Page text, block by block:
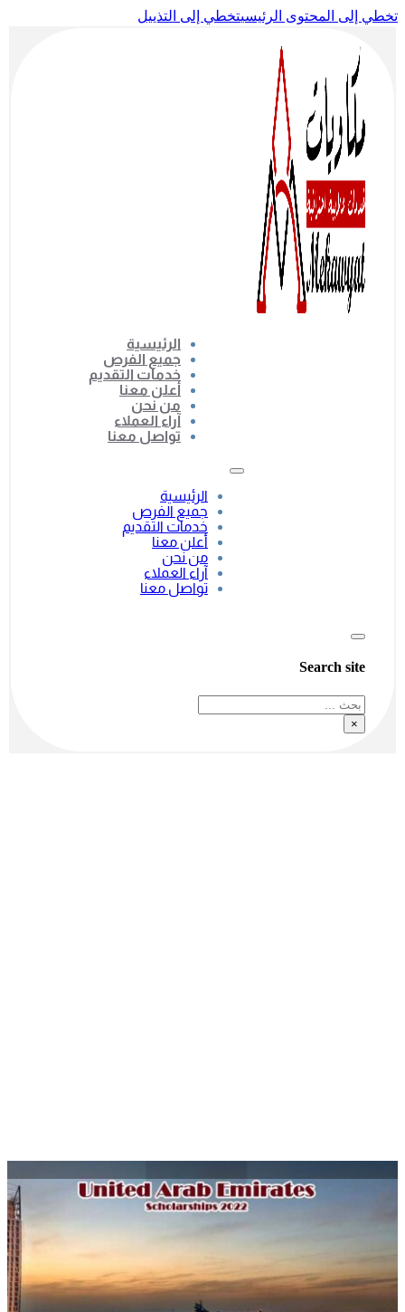
تخطي إلى المحتوى الرئيسيتخطي إلى التذييل
الرئيسية
جميع الفرص
خدمات التقديم
أعلن معنا
من نحن
آراء العملاء
تواصل معنا
الرئيسية
جميع الفرص
خدمات التقديم
أعلن معنا
من نحن
آراء العملاء
تواصل معنا
Search site
بحث
×